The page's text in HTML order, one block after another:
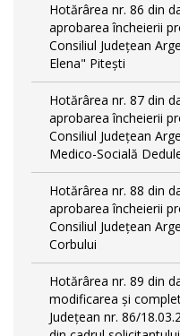
Hotărârea nr. 86 din
aprobarea încheierii
Consiliul Județean
Elena" Pitești
Hotărârea nr. 87 din
aprobarea încheierii
Consiliul Județean
Medico-Socială
Hotărârea nr. 88 din
aprobarea încheierii
Consiliul Județean
Corbului
Hotărârea nr. 89 din
modificarea și
Județean nr. 86/